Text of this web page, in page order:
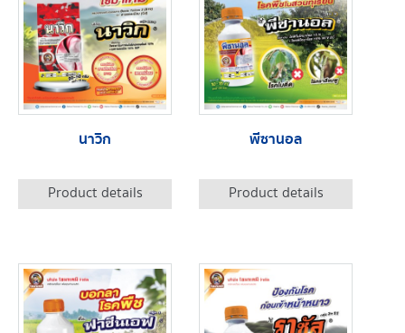
นาวิก
Product details
พีซานอล
Product details